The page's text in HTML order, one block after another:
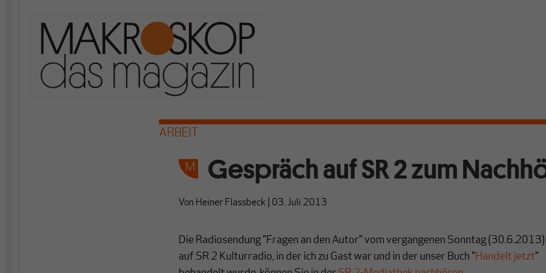
ARBEIT
Gespräch auf SR 2 zum
Von Heiner Flassbeck 03. Juli 2013
Die Radiosendung "Fragen an den Autor" vom vergangenen Sonntag (30.6.2013)
auf SR 2 Kulturradio, in der ich zu Gast war und in der unser Buch "Handelt jetzt"